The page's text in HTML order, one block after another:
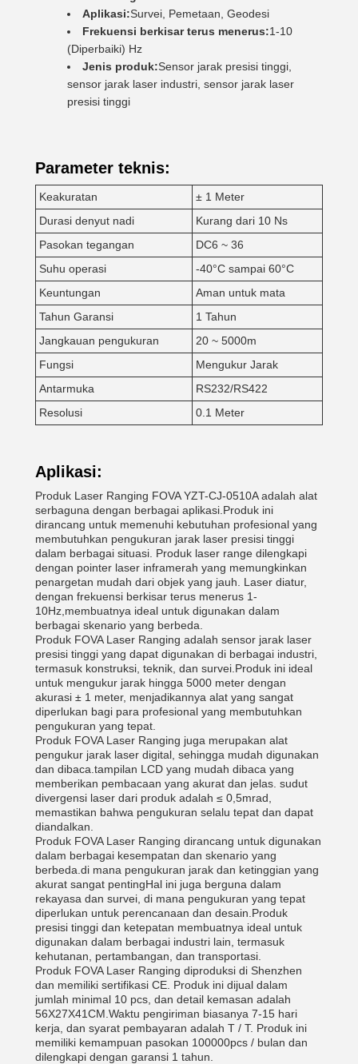
Aplikasi:Survei, Pemetaan, Geodesi
Frekuensi berkisar terus menerus:1-10
(Diperbaiki) Hz
Jenis produk:Sensor jarak presisi tinggi,
sensor jarak laser industri, sensor jarak laser
presisi tinggi
Parameter teknis:
Keakuratan
± 1 Meter
Durasi denyut nadi
Kurang dari 10 Ns
Pasokan tegangan
DC6 ~ 36
Suhu operasi
-40°C sampai 60°C
Keuntungan
Aman untuk mata
Tahun Garansi
1 Tahun
Jangkauan pengukuran
20 ~ 5000m
Fungsi
Mengukur Jarak
Antarmuka
RS232/RS422
Resolusi
0.1 Meter
Aplikasi:
Produk Laser Ranging FOVA YZT-CJ-0510A adalah alat
serbaguna dengan berbagai aplikasi.Produk ini
dirancang untuk memenuhi kebutuhan profesional yang
membutuhkan pengukuran jarak laser presisi tinggi
dalam berbagai situasi. Produk laser range dilengkapi
dengan pointer laser inframerah yang memungkinkan
penargetan mudah dari objek yang jauh. Laser diatur,
dengan frekuensi berkisar terus menerus 1-
10Hz,membuatnya ideal untuk digunakan dalam
berbagai skenario yang berbeda.
Produk FOVA Laser Ranging adalah sensor jarak laser
presisi tinggi yang dapat digunakan di berbagai industri,
termasuk konstruksi, teknik, dan survei.Produk ini ideal
untuk mengukur jarak hingga 5000 meter dengan
akurasi ± 1 meter, menjadikannya alat yang sangat
diperlukan bagi para profesional yang membutuhkan
pengukuran yang tepat.
Produk FOVA Laser Ranging juga merupakan alat
pengukur jarak laser digital, sehingga mudah digunakan
dan dibaca.tampilan LCD yang mudah dibaca yang
memberikan pembacaan yang akurat dan jelas. sudut
divergensi laser dari produk adalah ≤ 0,5mrad,
memastikan bahwa pengukuran selalu tepat dan dapat
diandalkan.
Produk FOVA Laser Ranging dirancang untuk digunakan
dalam berbagai kesempatan dan skenario yang
berbeda.di mana pengukuran jarak dan ketinggian yang
akurat sangat pentingHal ini juga berguna dalam
rekayasa dan survei, di mana pengukuran yang tepat
diperlukan untuk perencanaan dan desain.Produk
presisi tinggi dan ketepatan membuatnya ideal untuk
digunakan dalam berbagai industri lain, termasuk
kehutanan, pertambangan, dan transportasi.
Produk FOVA Laser Ranging diproduksi di Shenzhen
dan memiliki sertifikasi CE. Produk ini dijual dalam
jumlah minimal 10 pcs, dan detail kemasan adalah
56X27X41CM.Waktu pengiriman biasanya 7-15 hari
kerja, dan syarat pembayaran adalah T / T. Produk ini
memiliki kemampuan pasokan 100000pcs / bulan dan
dilengkapi dengan garansi 1 tahun.